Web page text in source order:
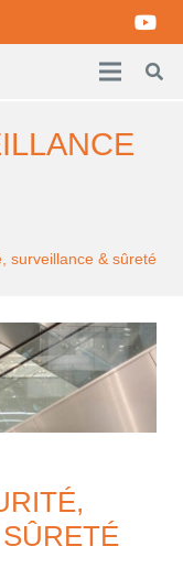
surveillance & sûreté